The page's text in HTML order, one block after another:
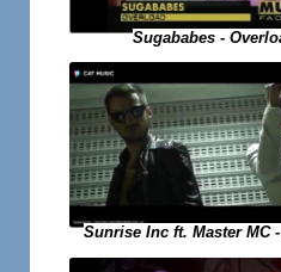
Sugababes -
Sunrise Inc ft. Master MC